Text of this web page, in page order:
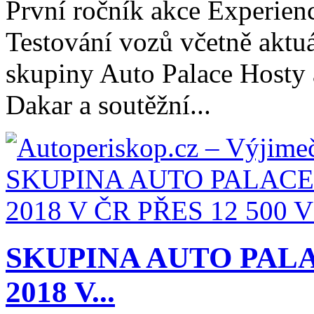
První ročník akce
Testování vozů včetně
skupiny Auto Palace
Dakar a soutěžní...
SKUPINA AUTO
2018 V...